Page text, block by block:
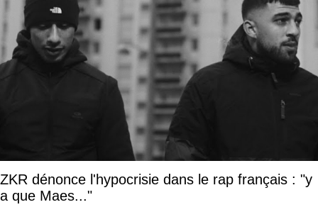
ZKR dénonce l'hypocrisie dans le rap français : "y
a que Maes..."